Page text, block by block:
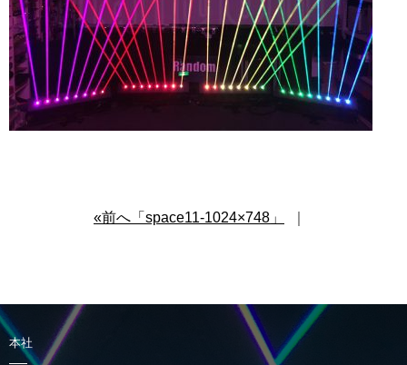
«前へ「space11-1024×748」
本社